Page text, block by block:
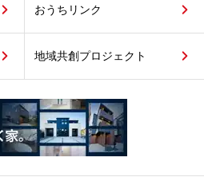
おうちリンク
地域共創プロジェクト